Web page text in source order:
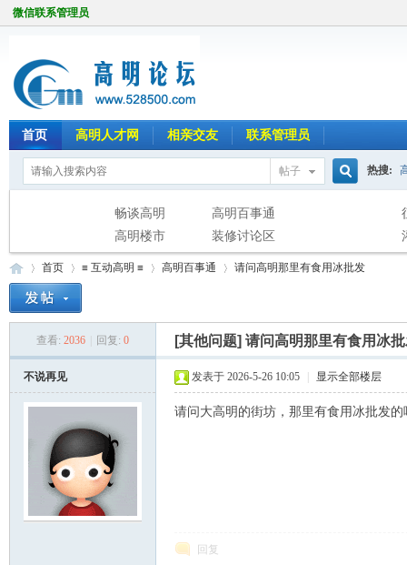
微信联系管理员
首页 高明人才网 相亲交友 联系管理员
帖子
索
热搜:
畅谈高明
高明百事通
高明楼市
装修讨论区
首页
›
≡ 互动高明 ≡ 高明百事通
›
请问高明那里有食用冰批发
查看: 2036 回复: 0 [其他问题] 请问高明那里有食用冰
不说再见 发表于 2026-5-26 10:05 显示全部楼层
请问大高明的街坊，那里有食用冰批发的
回复